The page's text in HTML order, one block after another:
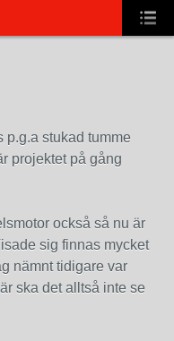
p.g.a stukad tumme
projektet på gång
också så nu är
sig finnas mycket
nämnt tidigare var
ska det alltså inte se